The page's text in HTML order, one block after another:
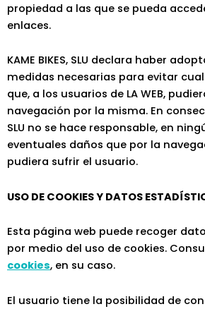
propiedad a las que se pueda
enlaces.
KAME BIKES, SLU declara haber
medidas necesarias para evitar
que, a los usuarios de LA WEB,
navegación por la misma. En
SLU no se hace responsable, en
eventuales daños que por la
pudiera sufrir el usuario.
USO DE COOKIES Y DATOS
Esta página web puede recoger
por medio del uso de cookies.
cookies, en su caso.
El usuario tiene la posibilidad de